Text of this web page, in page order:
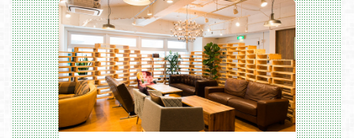
直近ではIPタイトルのパズルゲーム、
今後は開発中の箱庭型のコミュニケーショ
ンプラットフォームで使用する
エフェクトの制作全般を行っていただきま
す。
AE等を使ったVコンテ制作、コンポジット
作業や、
Shurikenを使ったUIエフェクト全般の制作
をお任せいたします。